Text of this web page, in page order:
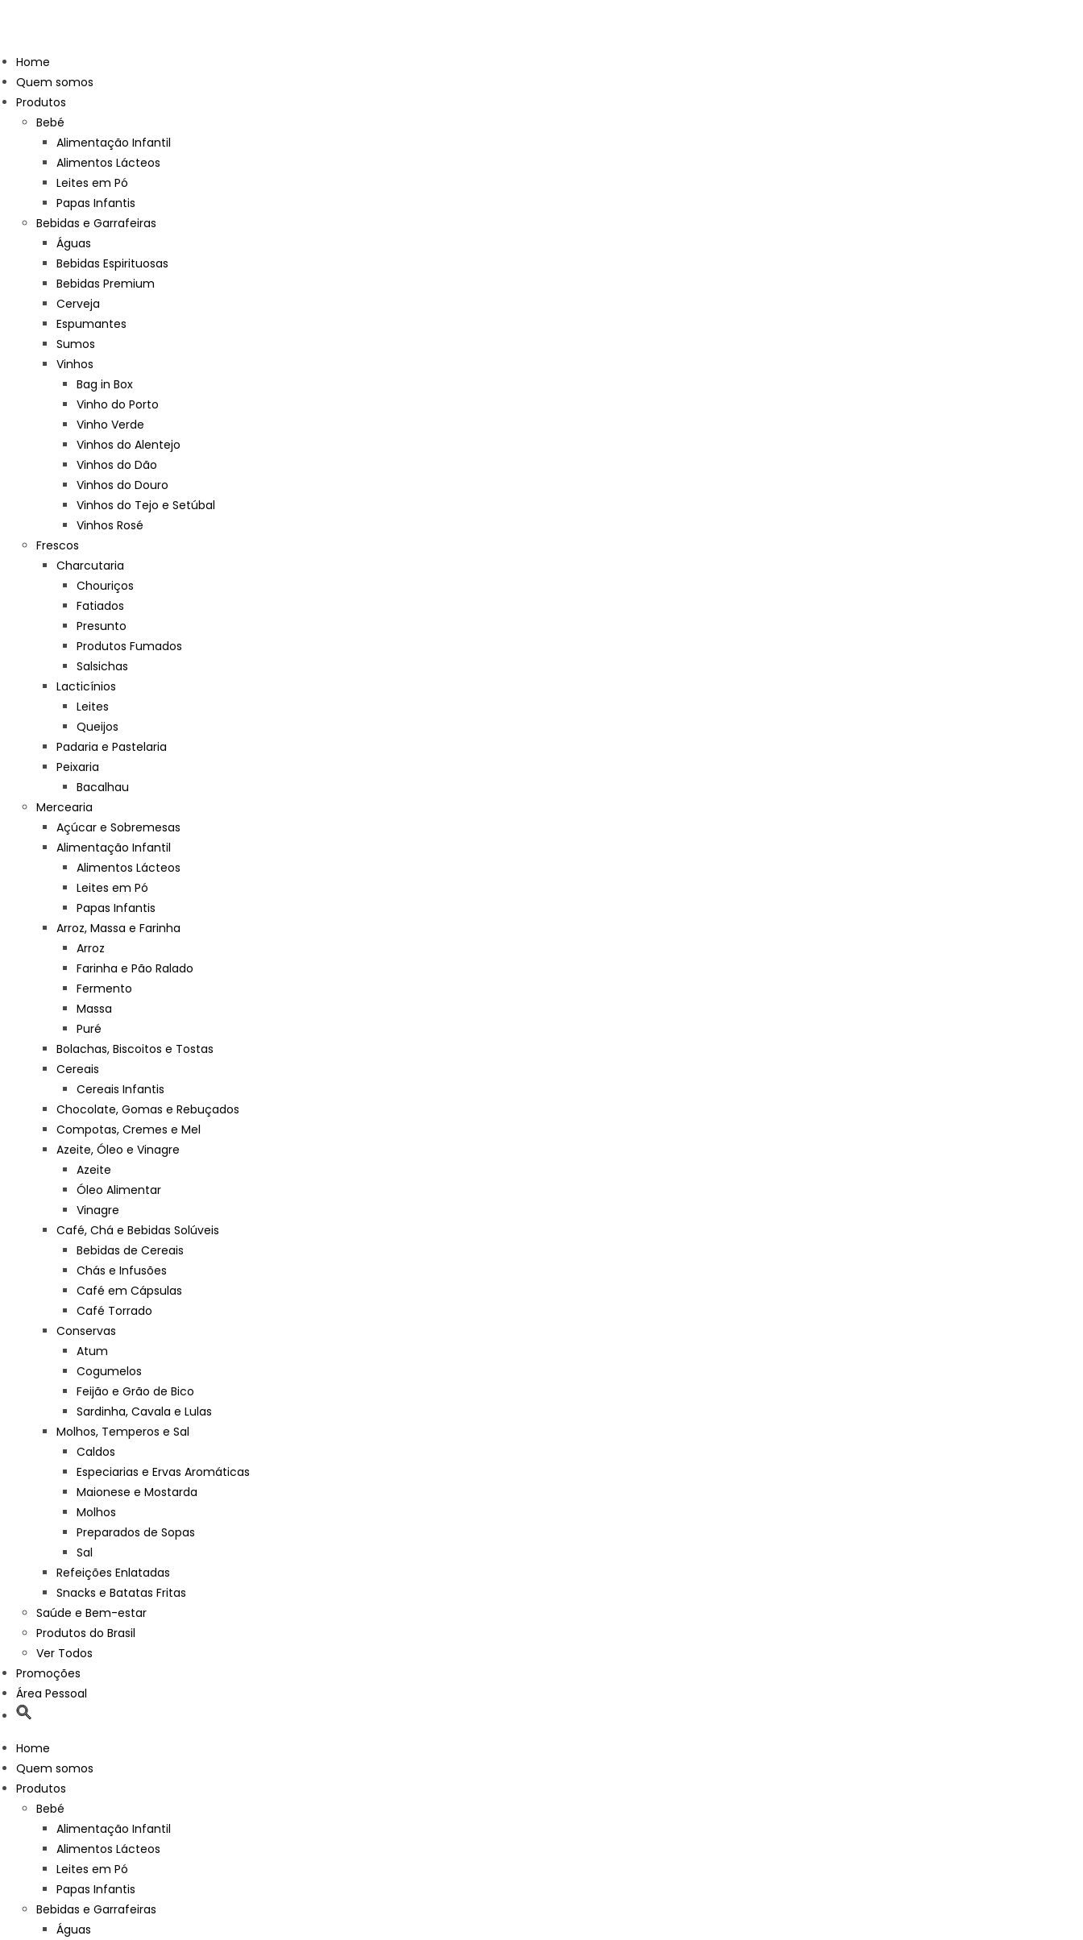
Home
Quem somos
Produtos
Bebé
Alimentação Infantil
Alimentos Lácteos
Leites em Pó
Papas Infantis
Bebidas e Garrafeiras
Águas
Bebidas Espirituosas
Bebidas Premium
Cerveja
Espumantes
Sumos
Vinhos
Bag in Box
Vinho do Porto
Vinho Verde
Vinhos do Alentejo
Vinhos do Dão
Vinhos do Douro
Vinhos do Tejo e Setúbal
Vinhos Rosé
Frescos
Charcutaria
Chouriços
Fatiados
Presunto
Produtos Fumados
Salsichas
Lacticínios
Leites
Queijos
Padaria e Pastelaria
Peixaria
Bacalhau
Mercearia
Açúcar e Sobremesas
Alimentação Infantil
Alimentos Lácteos
Leites em Pó
Papas Infantis
Arroz, Massa e Farinha
Arroz
Farinha e Pão Ralado
Fermento
Massa
Puré
Bolachas, Biscoitos e Tostas
Cereais
Cereais Infantis
Chocolate, Gomas e Rebuçados
Compotas, Cremes e Mel
Azeite, Óleo e Vinagre
Azeite
Óleo Alimentar
Vinagre
Café, Chá e Bebidas Solúveis
Bebidas de Cereais
Chás e Infusões
Café em Cápsulas
Café Torrado
Conservas
Atum
Cogumelos
Feijão e Grão de Bico
Sardinha, Cavala e Lulas
Molhos, Temperos e Sal
Caldos
Especiarias e Ervas Aromáticas
Maionese e Mostarda
Molhos
Preparados de Sopas
Sal
Refeições Enlatadas
Snacks e Batatas Fritas
Saúde e Bem-estar
Produtos do Brasil
Ver Todos
Promoções
Área Pessoal
Home
Quem somos
Produtos
Bebé
Alimentação Infantil
Alimentos Lácteos
Leites em Pó
Papas Infantis
Bebidas e Garrafeiras
Águas